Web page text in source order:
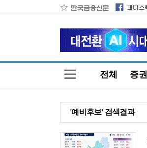
전체 증권
'예비후보' 검색결과